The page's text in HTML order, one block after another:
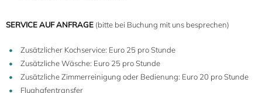
SERVICE AUF ANFRAGE (bitte bei Buchung mit uns besprechen)
Zusätzlicher Kochservice: Euro 25 pro Stunde
Zusätzliche Wäsche: Euro 25 pro Stunde
Zusätzliche Zimmerreinigung oder Bedienung: Euro 20 pro Stunde
Flughafentransfer